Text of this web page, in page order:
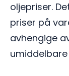
oljepriser.
priser på
avhengige